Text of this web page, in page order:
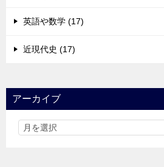
英語や数学 (17)
近現代史 (17)
アーカイブ